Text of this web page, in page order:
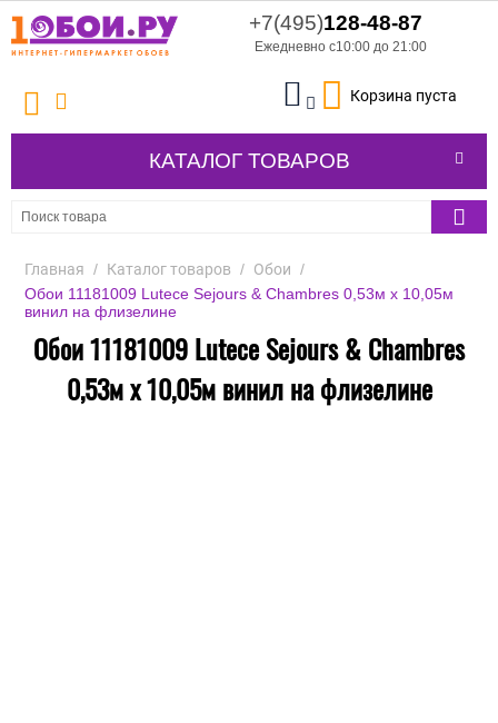
+7(495)128-48-87
Ежедневно с10:00 до 21:00
Корзина пуста
КАТАЛОГ ТОВАРОВ
Главная / Каталог товаров / Обои /
Обои 11181009 Lutece Sejours & Chambres 0,53м x 10,05м
винил на флизелине
Обои 11181009 Lutece Sejours & Chambres
0,53м x 10,05м винил на флизелине